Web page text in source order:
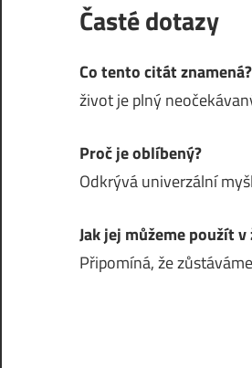
Časté dotazy
Co tento citát znamená?
život je plný
Proč je oblíbený?
Odkrývá univerzální
Jak jej můžeme použít
Připomíná, že